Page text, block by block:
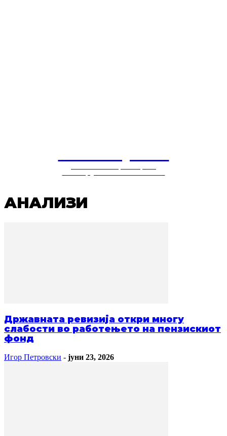
АНАЛИЗИ
Државната ревизија откри многу
слабости во работењето на пензискиот
фонд
Игор Петровски - јуни 23, 2026